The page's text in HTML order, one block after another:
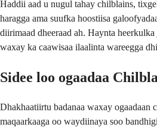
Haddii aad u nugul tahay chilblains,
haragga ama suufka hoostiisa
diirimaad dheeraad ah. Haynta
waxay ka caawisaa ilaalinta wareegga
Sidee loo ogaadaa
Dhakhaatiirtu badanaa waxay ogaadaan
maqaarkaaga oo waydiinaya soo